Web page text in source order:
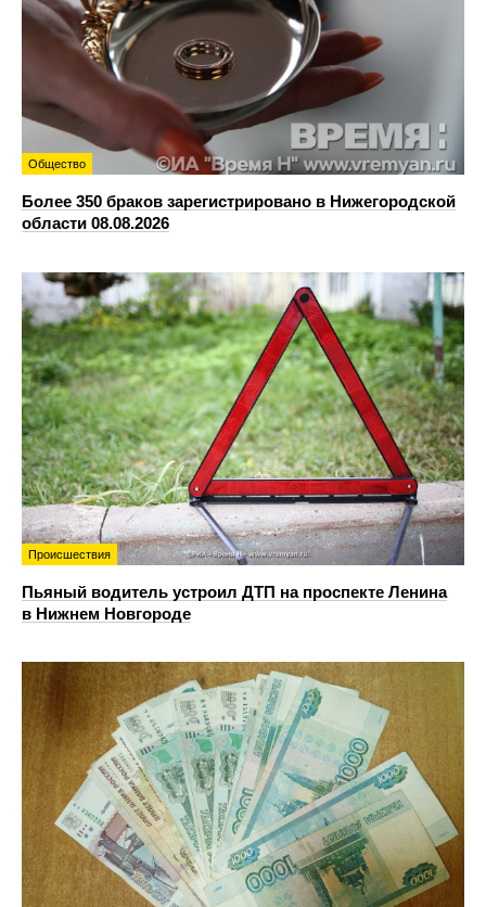
Общество
Более 350 браков зарегистрировано в Нижегородской
области 08.08.2026
Происшествия
Пьяный водитель устроил ДТП на проспекте Ленина
в Нижнем Новгороде